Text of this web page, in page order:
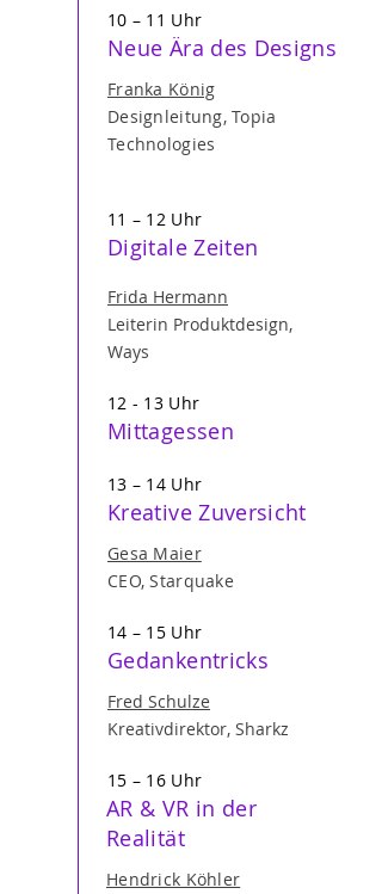
10 – 11 Uhr
Neue Ära des Designs
Franka König
Designleitung, Topia
Technologies
11 – 12 Uhr
Digitale Zeiten
Frida Hermann
Leiterin Produktdesign,
Ways
12 - 13 Uhr
Mittagessen
13 – 14 Uhr
Kreative Zuversicht
Gesa Maier
CEO, Starquake
14 – 15 Uhr
Gedankentricks
Fred Schulze
Kreativdirektor, Sharkz
15 – 16 Uhr
AR & VR in der
Realität
Hendrick Köhler